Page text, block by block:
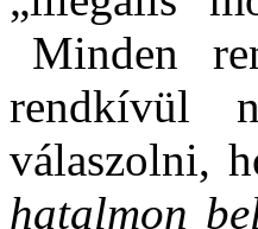
Minden
rendkívül
válaszolni,
hatalmon